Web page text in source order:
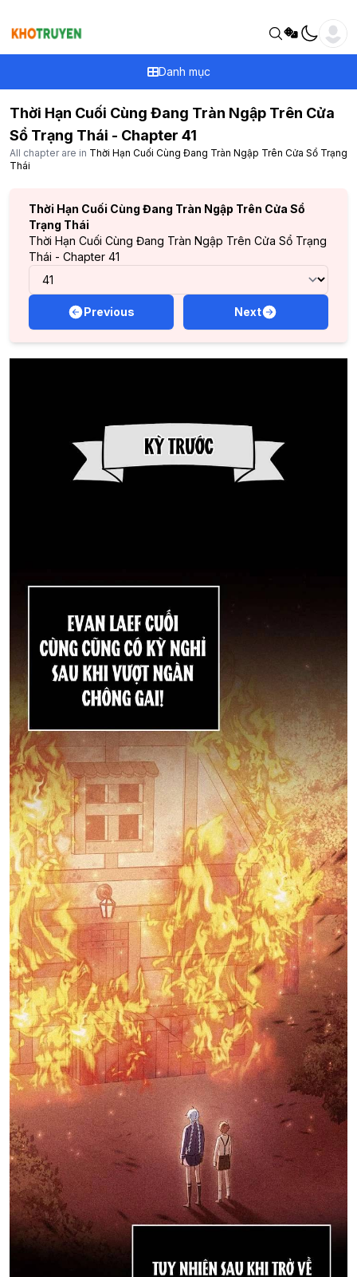
Danh mục
Thời Hạn Cuối Cùng Đang Tràn Ngập Trên Cửa
Sổ Trạng Thái - Chapter 41
All chapter are in Thời Hạn Cuối Cùng Đang Tràn Ngập Trên Cửa Sổ Trạng
Thái
Thời Hạn Cuối Cùng Đang Tràn Ngập Trên Cửa Sổ
Trạng Thái
Thời Hạn Cuối Cùng Đang Tràn Ngập Trên Cửa Sổ Trạng
Thái - Chapter 41
Previous Next